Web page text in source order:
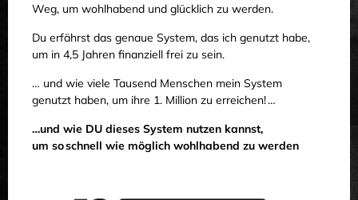
Weg, um wohlhabend und glücklich zu werden.
Du erfährst das genaue System, das ich genutzt habe,
um in 4,5 Jahren finanziell frei zu sein.
… und wie viele Tausend Menschen mein System
genutzt haben, um ihre 1. Million zu erreichen! …
…und wie DU dieses System nutzen kannst,
um so schnell wie möglich wohlhabend zu werden